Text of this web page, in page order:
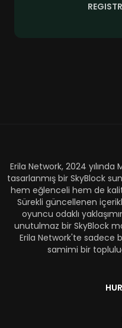
Erila Network, 2024
tasarlanmış bir SkyBlock
hem eğlenceli hem de
Sürekli güncellenen
oyuncu odaklı
unutulmaz bir SkyBlock
Erila Network'te sadece
samimi bir